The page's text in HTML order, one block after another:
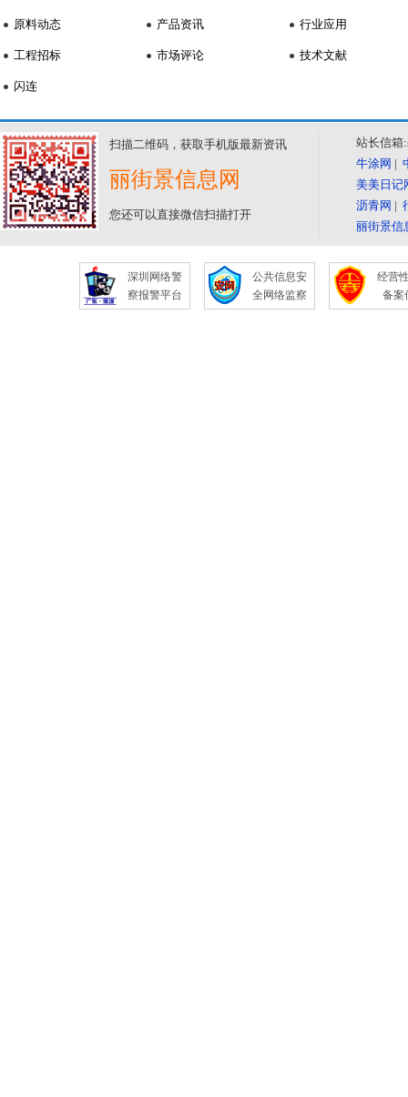
原料动态
工程招标
产品资讯
市场评论
行业应用
技术文献
闪连
扫描二维码，获取手机版最新资讯
丽街景信息网
您还可以直接微信扫描打开
站长信箱
牛涂网 |
美美日记
沥青网 |
丽街景信
深圳网络警
察报警平台
公共信息安
全网络监察
经营
备案